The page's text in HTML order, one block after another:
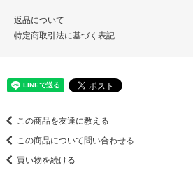
返品について
特定商取引法に基づく表記
この商品を友達に教える
この商品について問い合わせる
買い物を続ける